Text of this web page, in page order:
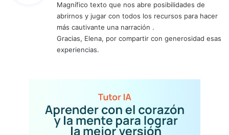
e
:
Magnífico texto que nos abre posibilidades de
abrirnos y jugar con todos los recursos para hacer
más cautivante una narración .
Gracias, Elena, por compartir con generosidad esas
experiencias.